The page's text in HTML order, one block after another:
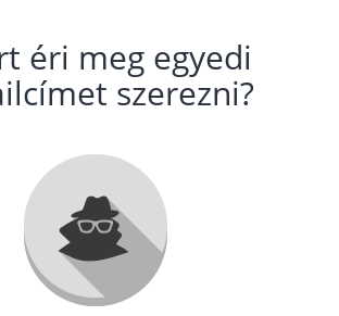
éri meg egyedi
szerezni?